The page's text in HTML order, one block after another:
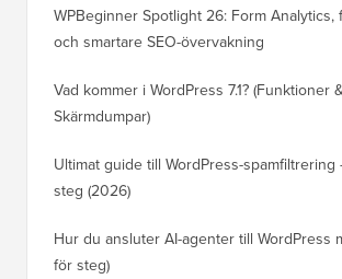
WPBeginner Spotlight 26: Form Analytics,
och smartare SEO-övervakning
Vad kommer i WordPress 7.1? (Funktioner
Skärmdumpar)
Ultimat guide till WordPress-
steg (2026)
Hur du ansluter AI-agenter till WordPress
för steg)